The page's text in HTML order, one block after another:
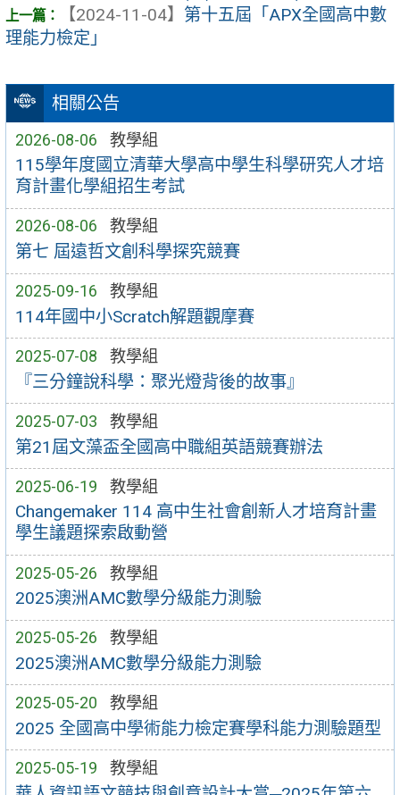
相關公告
2026-08-06 教學組
115學年度國立清華大學高中學生科學研究人才培
育計畫化學組招生考試
2026-08-06 教學組
第七 屆遠哲文創科學探究競賽
2025-09-16 教學組
114年國中小Scratch解題觀摩賽
2025-07-08 教學組
『三分鐘說科學：聚光燈背後的故事』
2025-07-03 教學組
第21屆文藻盃全國高中職組英語競賽辦法
2025-06-19 教學組
Changemaker 114 高中生社會創新人才培育計畫
學生議題探索啟動營
2025-05-26 教學組
2025澳洲AMC數學分級能力測驗
2025-05-26 教學組
2025澳洲AMC數學分級能力測驗
2025-05-20 教學組
2025 全國高中學術能力檢定賽學科能力測驗題型
2025-05-19 教學組
【2024-11-04】 第十五屆「APX全國高中數
理能力檢定」